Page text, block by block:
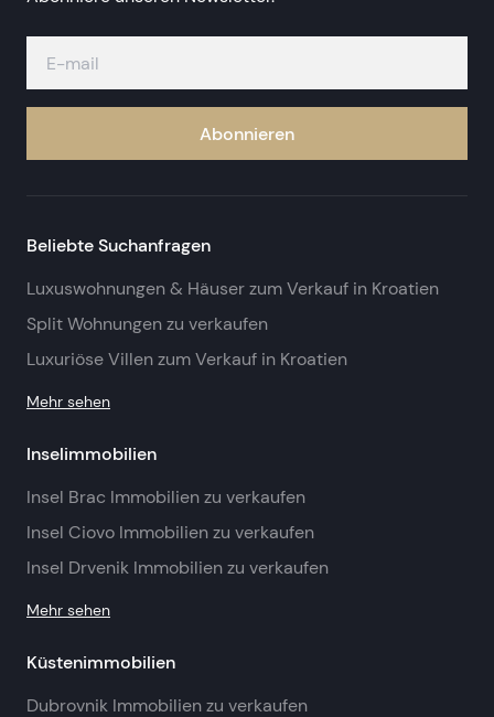
Abonnieren
Beliebte Suchanfragen
Luxuswohnungen & Häuser zum Verkauf in Kroatien
Split Wohnungen zu verkaufen
Luxuriöse Villen zum Verkauf in Kroatien
Mehr sehen
Inselimmobilien
Insel Brac Immobilien zu verkaufen
Insel Ciovo Immobilien zu verkaufen
Insel Drvenik Immobilien zu verkaufen
Mehr sehen
Küstenimmobilien
Dubrovnik Immobilien zu verkaufen